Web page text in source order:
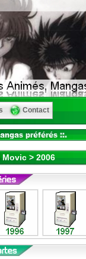
Contact
> 2006